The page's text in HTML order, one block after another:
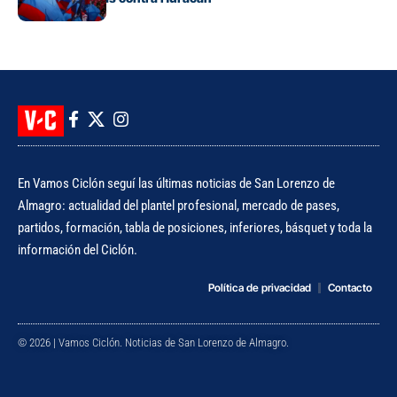
En Vamos Ciclón seguí las últimas noticias de San Lorenzo de
Almagro: actualidad del plantel profesional, mercado de pases,
partidos, formación, tabla de posiciones, inferiores, básquet y toda la
información del Ciclón.
Política de privacidad Contacto
© 2026 | Vamos Ciclón. Noticias de San Lorenzo de Almagro.